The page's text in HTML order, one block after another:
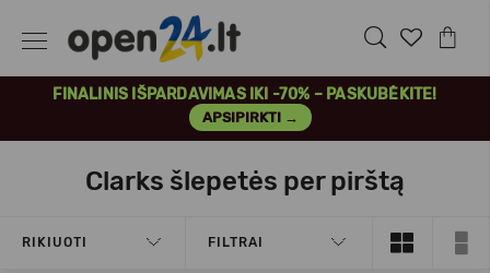
FINALINIS IŠPARDAVIMAS IKI -70% – PASKUBĖKITE!
APSIPIRKTI →
Clarks šlepetės per pirštą
RIKIUOTI FILTRAI